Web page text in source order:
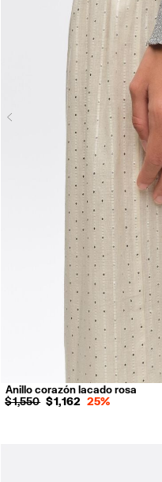
Anillo corazón lacado rosa
$ 1,550 $ 1,162 25%
14 16